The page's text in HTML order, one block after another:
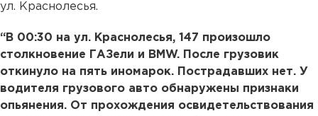
ул. Краснолесья.
“В 00:30 на ул. Краснолесья, 147 произошло
столкновение ГАЗели и BMW. После грузовик
откинуло на пять иномарок. Пострадавших нет. У
водителя грузового авто обнаружены признаки
опьянения. От прохождения освидетельствования